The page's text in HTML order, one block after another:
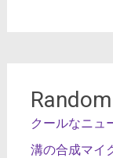
クールなニ
溝の合成マイ